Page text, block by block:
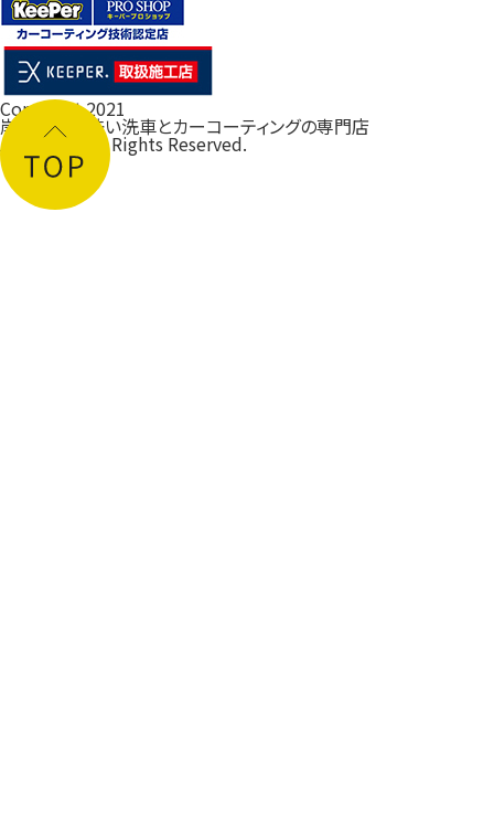
Copyright 2021
岸和田の手洗い洗車とカーコーティングの専門店
ルフレ大阪 All Rights Reserved.